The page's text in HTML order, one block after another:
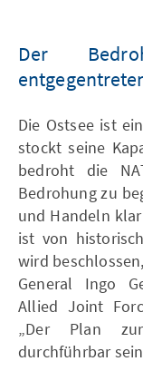
Der
Die Ostsee ist
stockt seine
bedroht die
Bedrohung zu
und Handeln klar
ist von
wird
General Ingo
Allied Joint
„Der Plan
durchführbar